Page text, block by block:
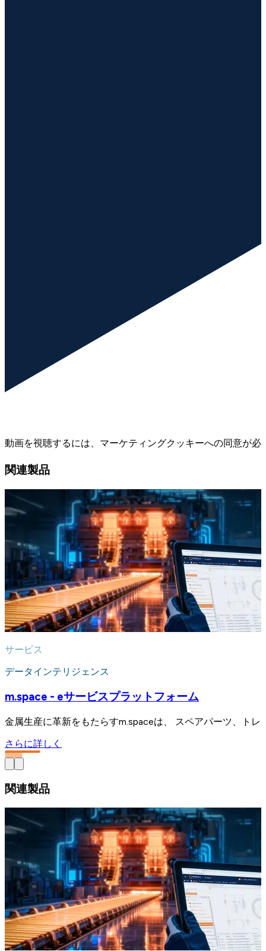
動画を視聴するには、マーケティングクッキーへの同意が必
関連製品
サービス
データインテリジェンス
m.space - eサービスプラットフォーム
金属生産に革新をもたらすm.spaceは、 スペアパーツ、ト
さらに詳しく
関連製品